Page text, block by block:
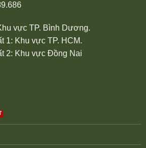
vực TP. Bình Dương.
1: Khu vực TP. HCM.
2: Khu vực Đồng Nai